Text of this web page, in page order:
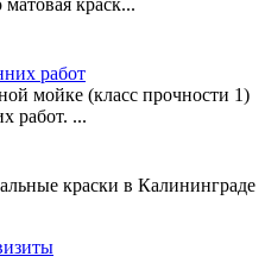
работ
мойке (класс прочности 1)
работ. ...